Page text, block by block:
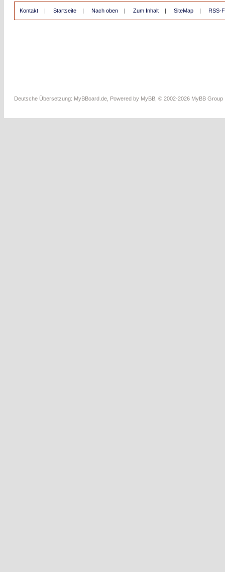
Kontakt | Startseite | Nach oben | Zum Inhalt | SiteMap | RSS-
Deutsche Übersetzung: MyBBoard.de , Powered by MyBB , © 2002-2026 MyBB Group